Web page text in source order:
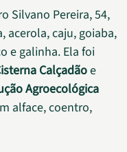
Silvano Pereira, 54,
acerola, caju, goiaba,
e galinha. Ela foi
Calçadãoe
Agroecológica
alface, coentro,